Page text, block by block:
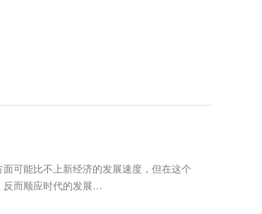
可能比不上新经济的发展速度，但在这个
反而顺应时代的发展…